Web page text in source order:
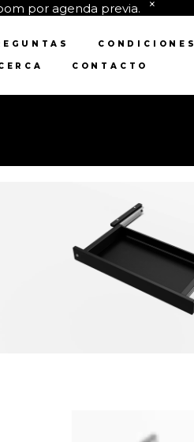
por agenda previa.
CONDICIONES
CONTACTO